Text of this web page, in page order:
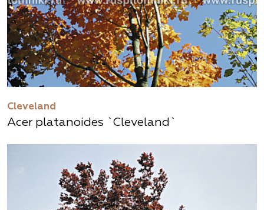
Cleveland
Acer platanoides `Cleveland`